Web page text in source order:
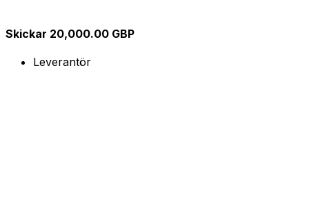
Skickar 20,000.00 GBP
Leverantör